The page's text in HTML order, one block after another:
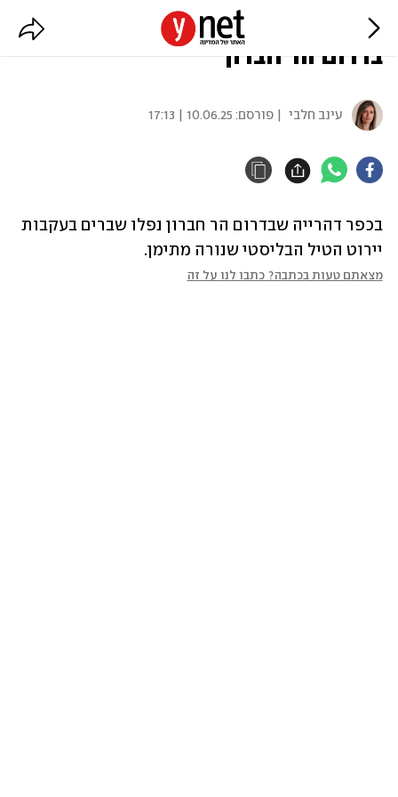
הירי מתימן: שברים נפלו בכפר
בדרום הר חברון
עינב חלבי | פורסם: 10.06.25 | 17:13
יירוט הטיל הבליסטי שנורה מתימן.
מצאתם טעות בכתבה? כתבו לנו על זה